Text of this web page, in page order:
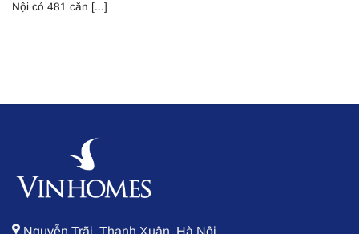
Nội có 481 căn [...]
Nguyễn Trãi, Thanh Xuân, Hà Nội